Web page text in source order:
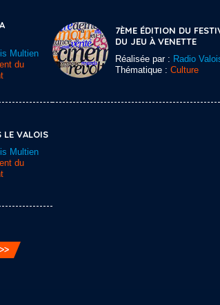
Multien
du
7ÈME ÉDITION DU
DU JEU À VENETTE
Réalisée par : Radio
Thématique : Culture
LE VALOIS
Multien
du